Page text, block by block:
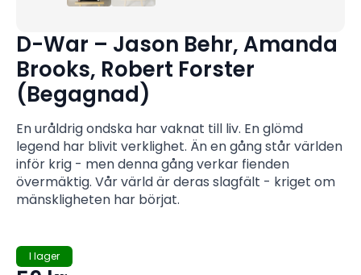
D-War – Jason Behr, Amanda
Brooks, Robert Forster
(Begagnad)
En uråldrig ondska har vaknat till liv. En glömd
legend har blivit verklighet. Än en gång står världen
inför krig - men denna gång verkar fienden
övermäktig. Vår värld är deras slagfält - kriget om
mänskligheten har börjat.
I lager